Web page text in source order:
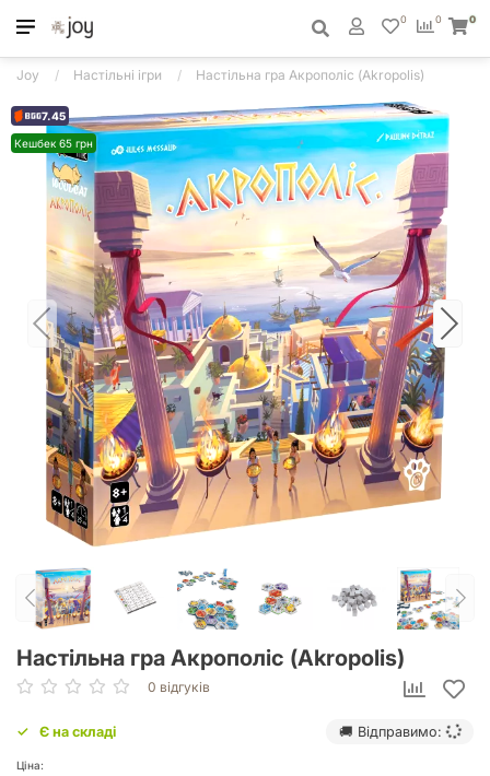
0
0 0
Joy Настільні ігри Настільна гра Акрополіс (Akropolis)
7.45
Кешбек 65 грн
Настільна гра Акрополіс (Akropolis)
0 відгуків
Є на складі 🚚 Відправимо:
Ціна: